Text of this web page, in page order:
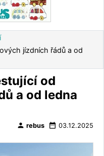
jízdních řádů a od
od
a od ledna
person rebus date_range 03.12.2025